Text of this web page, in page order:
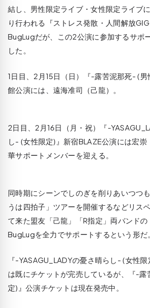
結し、男性限定ライブ・女性限定ライブ
り行われる『ストレス発散・人間解放
BugLugだが、この2公演に参加するサポ
した。
1日目、2月15日（日）『-露苦泥那死- (
館公演には、遠海准司（己龍）。
2日目、2月16日（月・祝）『-
し- (女性限定)』新宿BLAZE公演には宏崇
華サポートメンバーを迎える。
同時期にシーンでしのぎを削りあいつつ
うは四拍子」ツアーを開催するなどリス
て来た盟友「己龍」「R指定」両バンド
BugLugを全力でサポートするという形だ
『-YASAGU_LADYの憂さ晴らし- (女性
は既にチケットが完売しているが、『-露
定)』公演チケットは現在発売中。